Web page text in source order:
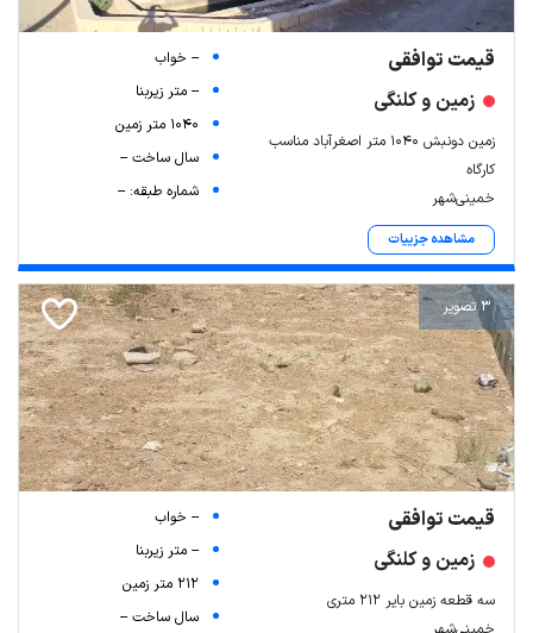
قیمت توافقی
زمین و کلنگی
زمین دونبش ۱۰۴۰ متر اصغرآباد مناسب
کارگاه
خمینی‌شهر
مشاهده جزییات
-- خواب
-- متر زیربنا
1040 متر زمین
سال ساخت --
شماره طبقه: --
3 تصویر
قیمت توافقی
زمین و کلنگی
سه قطعه زمین بایر 212 متری
-- خواب
-- متر زیربنا
212 متر زمین
سال ساخت --